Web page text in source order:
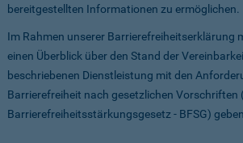
bereitgestellten Informationen zu ermöglichen.
Im Rahmen unserer Barrierefreiheitserklärung
einen Überblick über den Stand der
beschriebenen Dienstleistung mit den
Barrierefreiheit nach gesetzlichen Vorschriften
Barrierefreiheitsstärkungsgesetz - BFSG)